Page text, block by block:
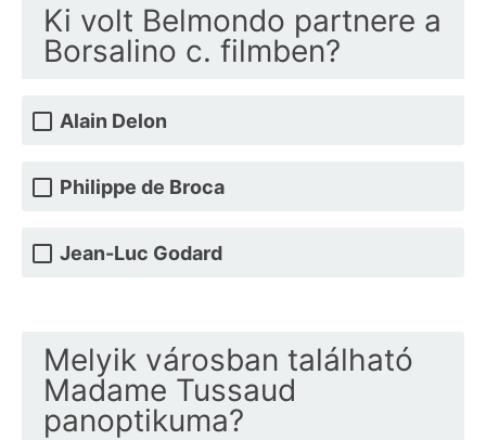
Ki volt Belmondo partnere a
Borsalino c. filmben?
Alain Delon
Philippe de Broca
Jean-Luc Godard
Melyik városban található
Madame Tussaud
panoptikuma?